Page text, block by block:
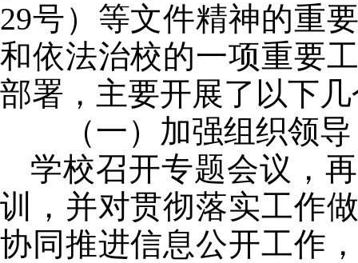
29号）等文件精神的重
和依法治校的一项重要
部署，主要开展了以下
（一）加强组织领导
学校召开专题会议，
训，并对贯彻落实工作
协同推进信息公开工作